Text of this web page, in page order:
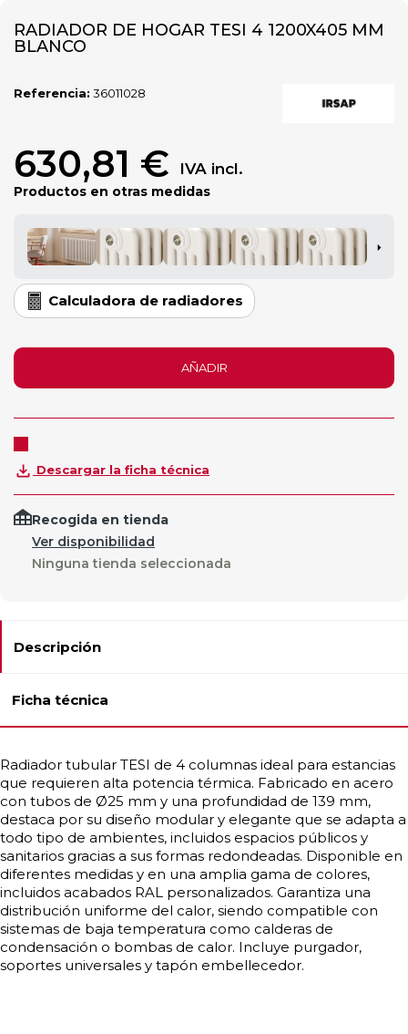
RADIADOR DE HOGAR TESI 4 1200X405 MM
BLANCO
Referencia: 36011028
630,81 € IVA incl.
Productos en otras medidas
Calculadora de radiadores
AÑADIR
Descargar la ficha técnica
Recogida en tienda
Ver disponibilidad
Ninguna tienda seleccionada
Descripción
Ficha técnica
Radiador tubular TESI de 4 columnas ideal para estancias
que requieren alta potencia térmica. Fabricado en acero
con tubos de Ø25 mm y una profundidad de 139 mm,
destaca por su diseño modular y elegante que se adapta a
todo tipo de ambientes, incluidos espacios públicos y
sanitarios gracias a sus formas redondeadas. Disponible en
diferentes medidas y en una amplia gama de colores,
incluidos acabados RAL personalizados. Garantiza una
distribución uniforme del calor, siendo compatible con
sistemas de baja temperatura como calderas de
condensación o bombas de calor. Incluye purgador,
soportes universales y tapón embellecedor.